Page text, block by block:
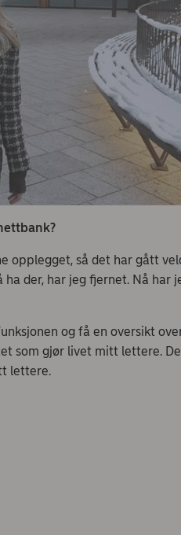
opplegget, så det har gått
der, har jeg fjernet. Nå har
og få en oversikt
som gjør livet mitt lettere.
lettere.